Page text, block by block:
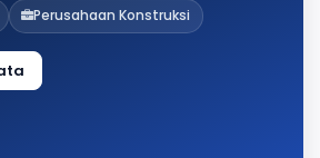
Perusahaan Konstruksi